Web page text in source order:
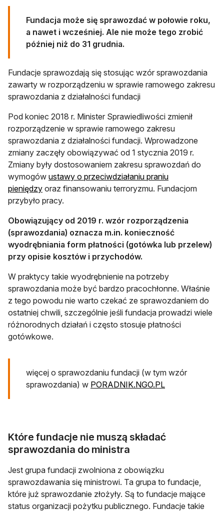
Fundacja może się sprawozdać w połowie roku,
a nawet i wcześniej. Ale nie może tego zrobić
później niż do 31 grudnia.
Fundacje sprawozdają się stosując wzór sprawozdania
zawarty w rozporządzeniu w sprawie ramowego zakresu
sprawozdania z działalności fundacji
Pod koniec 2018 r. Minister Sprawiedliwości zmienił
rozporządzenie w sprawie ramowego zakresu
sprawozdania z działalności fundacji. Wprowadzone
zmiany zaczęły obowiązywać od 1 stycznia 2019 r.
Zmiany były dostosowaniem zakresu sprawozdań do
wymogów ustawy o przeciwdziałaniu praniu
pieniędzy oraz finansowaniu terroryzmu. Fundacjom
przybyło pracy.
Obowiązujący od 2019 r. wzór rozporządzenia
(sprawozdania) oznacza m.in. konieczność
wyodrębniania form płatności (gotówka lub przelew)
przy opisie kosztów i przychodów.
W praktycy takie wyodrębnienie na potrzeby
sprawozdania może być bardzo pracochłonne. Właśnie
z tego powodu nie warto czekać ze sprawozdaniem do
ostatniej chwili, szczególnie jeśli fundacja prowadzi wiele
różnorodnych działań i często stosuje płatności
gotówkowe.
więcej o sprawozdaniu fundacji (w tym wzór
sprawozdania) w PORADNIK.NGO.PL
Które fundacje nie muszą składać
sprawozdania do ministra
Jest grupa fundacji zwolniona z obowiązku
sprawozdawania się ministrowi. Ta grupa to fundacje,
które już sprawozdanie złożyły. Są to fundacje mające
status organizacji pożytku publicznego. Fundacje takie